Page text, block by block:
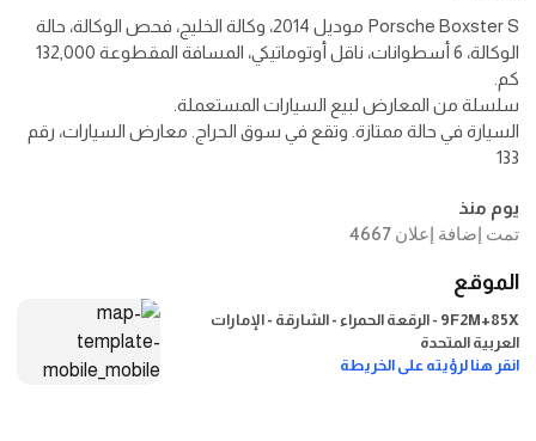
Porsche Boxster S موديل 2014، وكالة الخليج، فحص الوكالة، حالة
الوكالة، 6 أسطوانات، ناقل أوتوماتيكي، المسافة المقطوعة 132,000
السيارة في حالة ممتازة. وتقع في سوق الحراج. معارض السيارات، رقم
133
يوم منذ
تمت إضافة إعلان 4667
الموقع
9F2M+85X - الرقعة الحمراء - الشارقة - الإمارات
العربية المتحدة
انقر هنا لرؤيته على الخريطة